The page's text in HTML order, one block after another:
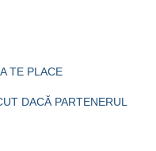
TE PLACE
DACĂ PARTENERUL